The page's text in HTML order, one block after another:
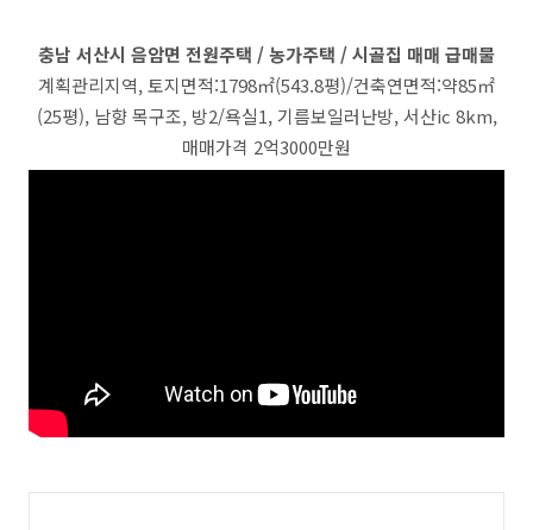
충남 서산시 음암면 전원주택 / 농가주택 / 시골집 매매 급매물
계획관리지역, 토지면적:1798㎡(543.8평)/건축연면적:약85㎡
(25평), 남향 목구조, 방2/욕실1, 기름보일러난방, 서산ic 8km,
매매가격 2억3000만원